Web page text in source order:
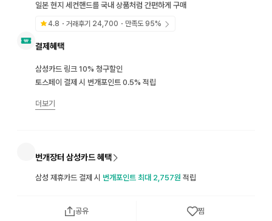
일본 현지 세컨핸드를 국내 상품처럼 간편하게 구매
4.8 ・거래후기 24,700 ・만족도95%
결제혜택
삼성카드 링크 10% 청구할인
토스페이 결제 시 번개포인트 0.5% 적립
더보기
번개장터 삼성카드 혜택
삼성 제휴카드 결제 시 번개포인트 최대 2,757원 적립
공유 찜